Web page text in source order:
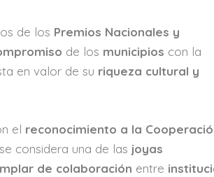
de los Premios Nacionales y
de los municipios con la
en valor de su riqueza cultural y
el reconocimiento a la
se considera una de las joyas
de colaboración entre